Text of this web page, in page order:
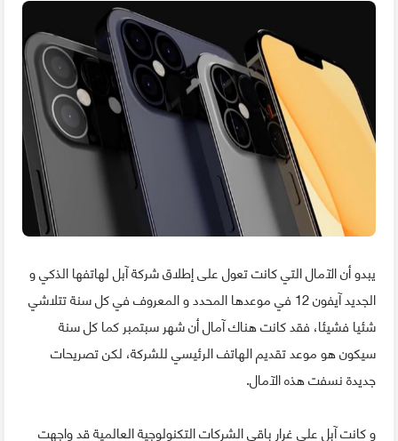
يبدو أن الآمال التي كانت تعول على إطلاق شركة آبل لهاتفها الذكي و
الجديد آيفون 12 في موعدها المحدد و المعروف في كل سنة تتلاشي
شئيا فشيئا، فقد كانت هناك آمال أن شهر سبتمبر كما كل سنة
سيكون هو موعد تقديم الهاتف الرئيسي للشركة، لكن تصريحات
جديدة نسفت هذه الآمال.
و كانت آبل على غرار باقي الشركات التكنولوجية العالمية قد واجهت